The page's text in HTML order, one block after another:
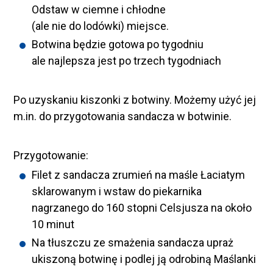
Odstaw w ciemne i chłodne
(ale nie do lodówki) miejsce.
Botwina będzie gotowa po tygodniu
ale najlepsza jest po trzech tygodniach
Po uzyskaniu kiszonki z botwiny. Możemy użyć jej
m.in. do przygotowania sandacza w botwinie.
Przygotowanie:
Filet z sandacza zrumień na maśle Łaciatym
sklarowanym i wstaw do piekarnika
nagrzanego do 160 stopni Celsjusza na około
10 minut
Na tłuszczu ze smażenia sandacza upraż
ukiszoną botwinę i podlej ją odrobiną Maślanki